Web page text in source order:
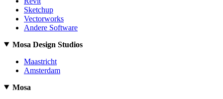
Sketchup
Vectorworks
Andere Software
Mosa Design Studios
Maastricht
Amsterdam
Mosa